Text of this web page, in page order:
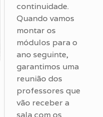
continuidade.
Quando vamos
montar os
módulos para o
ano seguinte,
garantimos uma
reunião dos
professores que
vão receber a
sala com os